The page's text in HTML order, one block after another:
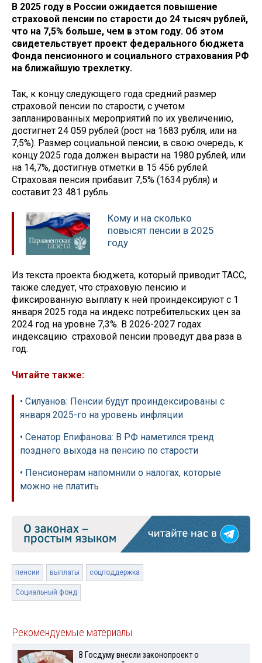
В 2025 году в России ожидается повышение
страховой пенсии по старости до 24 тысяч рублей,
что на 7,5% больше, чем в этом году. Об этом
свидетельствует проект федерального бюджета
Фонда пенсионного и социального страхования РФ
на ближайшую трехлетку.
Так, к концу следующего года средний размер
страховой пенсии по старости, с учетом
запланированных мероприятий по их увеличению,
достигнет 24 059 рублей (рост на 1683 рубля, или на
7,5%). Размер социальной пенсии, в свою очередь, к
концу 2025 года должен вырасти на 1980 рублей, или
на 14,7%, достигнув отметки в 15 456 рублей.
Страховая пенсия прибавит 7,5% (1634 рубля) и
составит 23 481 рубль.
Кому и на сколько
повысят пенсии в 2025
году
Из текста проекта бюджета, который приводит ТАСС,
также следует, что страховую пенсию и
фиксированную выплату к ней проиндексируют с 1
января 2025 года на индекс потребительских цен за
2024 год на уровне 7,3%. В 2026-2027 годах
индексацию страховой пенсии проведут два раза в
год.
Читайте также:
• Силуанов: Пенсии будут проиндексированы с
января 2025-го на уровень инфляции
• Сенатор Епифанова: В РФ наметился тренд
позднего выхода на пенсию по старости
• Пенсионерам напомнили о налогах, которые
можно не платить
пенсии выплаты соцподдержка
Социальный фонд
Рекомендуемые материалы
В Госдуму внесли законопроект о